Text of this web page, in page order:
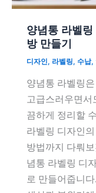
양념통 라벨
방 만들기
디자인, 라벨링, 수납,
양념통 라벨링
고급스러우면서
끔하게 정리할
라벨링 디자인
방법까지 다뤄
념통 라벨링 디
로 만들어줍니